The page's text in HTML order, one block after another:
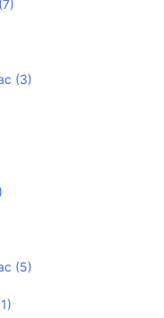
(7)
(3)
(5)